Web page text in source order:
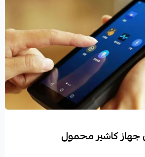
جهاز كاشير محمول